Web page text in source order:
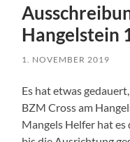
Hangelstein
1. NOVEMBER 2019
Es hat etwas
BZM Cross am
Mangels Helfer hat es